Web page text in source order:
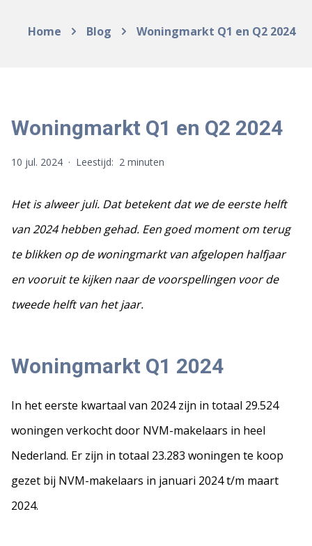
Home Blog Woningmarkt Q1 en Q2 2024
Woningmarkt Q1 en Q2 2024
10 jul. 2024 · Leestijd: 2 minuten
Het is alweer juli. Dat betekent dat we de eerste helft
van 2024 hebben gehad. Een goed moment om terug
te blikken op de woningmarkt van afgelopen halfjaar
en vooruit te kijken naar de voorspellingen voor de
tweede helft van het jaar.
Woningmarkt Q1 2024
In het eerste kwartaal van 2024 zijn in totaal 29.524
woningen verkocht door NVM-makelaars in heel
Nederland. Er zijn in totaal 23.283 woningen te koop
gezet bij NVM-makelaars in januari 2024 t/m maart
2024.